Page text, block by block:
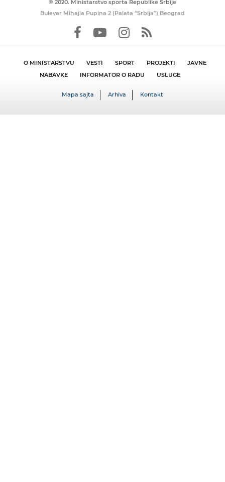
© 2020. Ministarstvo sporta Republike Srbije
Bulevar Mihajla Pupina 2 (Palata “Srbija”) Beograd
O MINISTARSTVU VESTI SPORT PROJEKTI
JAVNE
NABAVKE
INFORMATOR O RADU USLUGE
Mapa sajta Arhiva Kontakt